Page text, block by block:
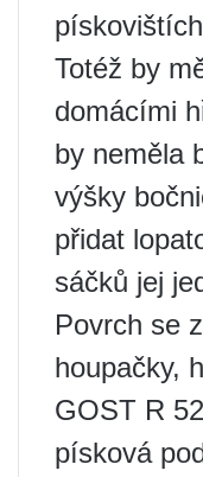
Totéž by
domácími
by neměla
výšky
přidat
sáčků jej
Povrch se
houpačky,
GOST R
písková